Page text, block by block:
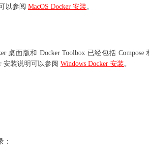
以参阅 MacOS Docker 安装 。
桌面版和 Docker Toolbox 已经包括
安装说明可以参阅 Windows Docker 安装。
：